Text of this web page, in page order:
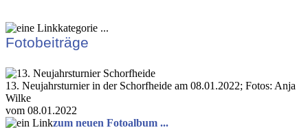
Fotobeiträge
13. Neujahrsturnier in der Schorfheide am 08.01.2022; Fotos: Anja
Wilke
vom 08.01.2022
zum neuen Fotoalbum ...